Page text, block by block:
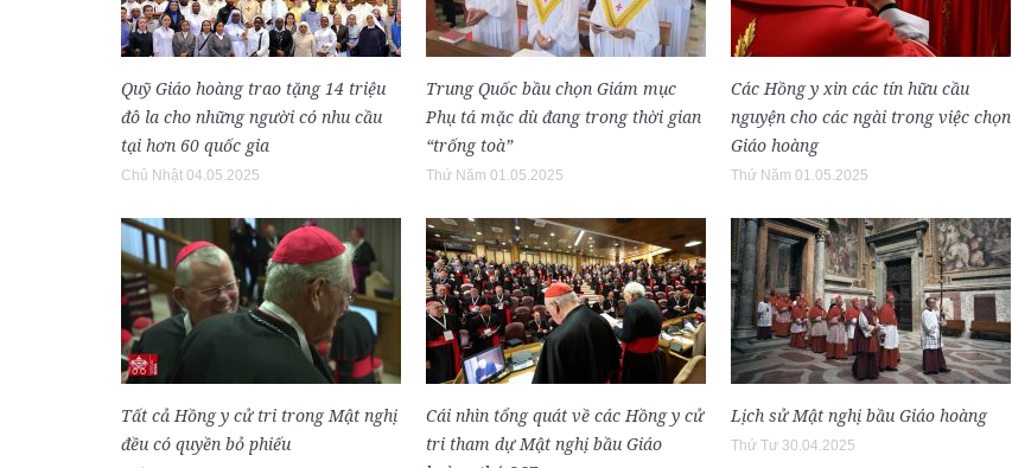
Quỹ Giáo hoàng trao tặng 14 triệu
đô la cho những người có nhu cầu
tại hơn 60 quốc gia
Chủ Nhật 04.05.2025
Trung Quốc bầu chọn Giám mục
Phụ tá mặc dù đang trong thời gian
“trống toà”
Thứ Năm 01.05.2025
Các Hồng y xin các tín hữu cầu
nguyện cho các ngài trong việc chọn
Giáo hoàng
Thứ Năm 01.05.2025
Tất cả Hồng y cử tri trong Mật nghị
đều có quyền bỏ phiếu
Cái nhìn tổng quát về các Hồng y cử
tri tham dự Mật nghị bầu Giáo
Lịch sử Mật nghị bầu Giáo hoàng
Thứ Tư 30.04.2025